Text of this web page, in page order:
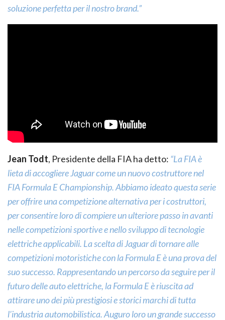
soluzione perfetta per il nostro brand.”
Jean Todt, Presidente della FIA ha detto: “La FIA è
lieta di accogliere Jaguar come un nuovo costruttore nel
FIA Formula E Championship. Abbiamo ideato questa serie
per offrire una competizione alternativa per i costruttori,
per consentire loro di compiere un ulteriore passo in avanti
nelle competizioni sportive e nello sviluppo di tecnologie
elettriche applicabili. La scelta di Jaguar di tornare alle
competizioni motoristiche con la Formula E è una prova del
suo successo. Rappresentando un percorso da seguire per il
futuro delle auto elettriche, la Formula E è riuscita ad
attirare uno dei più prestigiosi e storici marchi di tutta
l’industria automobilistica. Auguro loro un grande successo